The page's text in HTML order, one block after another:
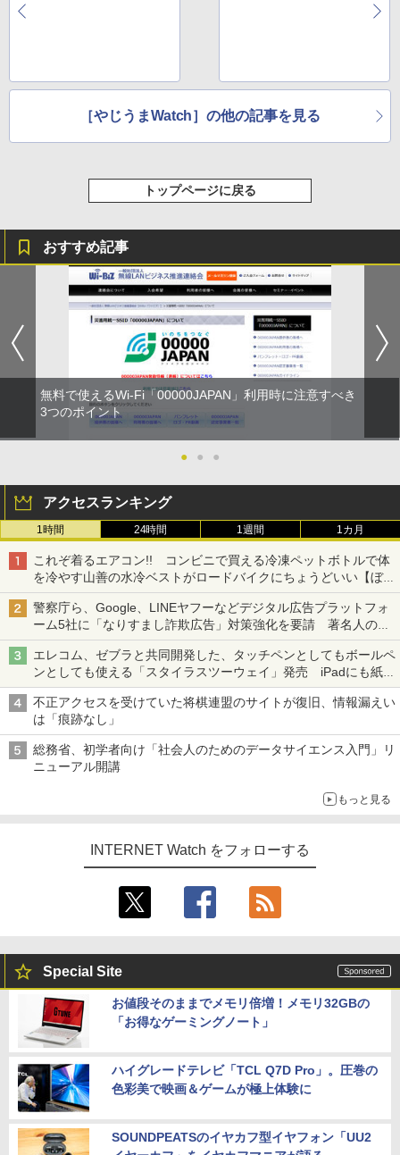
［やじうまWatch］の他の記事を見る
トップページに戻る
おすすめ記事
無料で使えるWi-Fi「00000JAPAN」利用時に注意すべき
3つのポイント
● ● ●
アクセスランキング
1時間 24時間 1週間 1カ月
これぞ着るエアコン!! コンビニで買える冷凍ペットボトルで体
を冷やす山善の水冷ベストがロードバイクにちょうどいい【ぼっ
ち・ざ・ろーど！その14】【空いた時間でなにしてる？】
警察庁ら、Google、LINEヤフーなどデジタル広告プラットフォ
ーム5社に「なりすまし詐欺広告」対策強化を要請 著名人の写
真や映像を使った投資詐欺などへの対策として
エレコム、ゼブラと共同開発した、タッチペンとしてもボールペ
ンとしても使える「スタイラスツーウェイ」発売 iPadにも紙に
も、持ち替えずに書き込める
不正アクセスを受けていた将棋連盟のサイトが復旧、情報漏えい
は「痕跡なし」
総務省、初学者向け「社会人のためのデータサイエンス入門」リ
ニューアル開講
もっと見る
INTERNET Watch をフォローする
Special Site
お値段そのままでメモリ倍増！メモリ32GBの
「お得なゲーミングノート」
ハイグレードテレビ「TCL Q7D Pro」。圧巻の
色彩美で映画＆ゲームが極上体験に
SOUNDPEATSのイヤカフ型イヤフォン「UU2